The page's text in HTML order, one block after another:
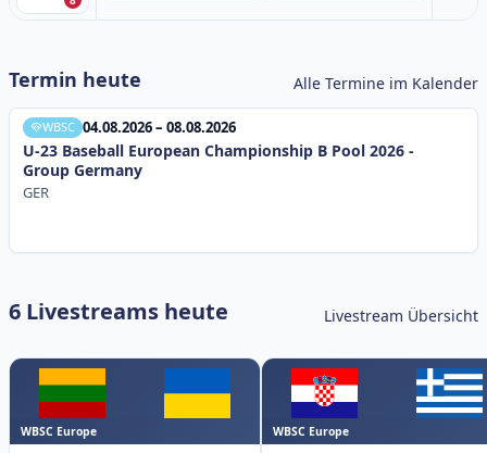
Termin heute Alle Termine im Kalender
WBSC 04.08.2026 – 08.08.2026
U-23 Baseball European Championship B Pool 2026 -
Group Germany
GER
6 Livestreams heute Livestream Übersicht
WBSC Europe WBSC Europe